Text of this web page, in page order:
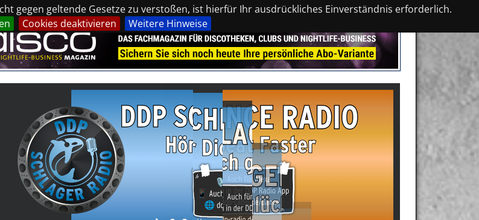
gegen geltende Gesetze zu verstoßen, ist hierfür Ihr ausdrückliches Einverständnis erforderlich.
Cookies deaktivieren Weitere Hinweise